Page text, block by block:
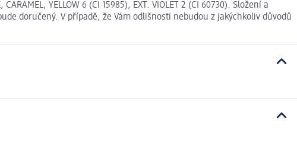
CARAMEL, YELLOW 6 (CI 15985), EXT. VIOLET 2 (CI 60730). Složení a
doručený. V případě, že Vám odlišnosti nebudou z jakýchkoliv důvodů